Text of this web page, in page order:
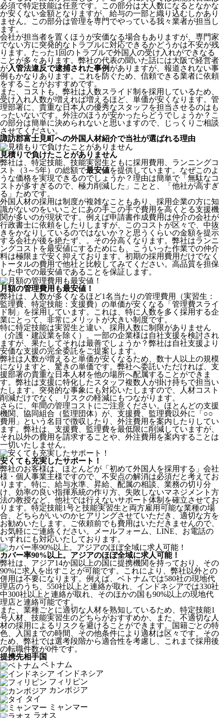
必須で特定技能は任意です。この部分は大人数になるとなかな
か安くない金額となりますが、給与の一部と織り込むしかあり
ません。この部分は管理を専門でやっている我々業者が担当し
ます。
会社が担当者を置くほうが安価なる場合もありますが、専門家
でない方に突発的なトラブルに対応できるかどうかは不安が残
ります。たった1回のトラブルで外国人の受け入れができなる
ことが多々あります。弊社の代表の聞いた話には大阪で経営者
が入管法違反で逮捕された事例 がありますが、報道されない事
例もかなりあります。これを防ぐため、信頼できる業者に依頼
をすることがおすすめです。
また、コストも、弊社は人数スライド制を採用しているため、
受け入れ人数が増えれば増えるほど、単価が安くなります。管
理部署に、貴重な日本人の優秀なスタッフを担当させるのはも
ったいないです。外注のほうが安かったらどうでしょうか？こ
の部分は簡単に決められないと思いますので、じっくりご相談
させてください。
諏訪郡富士見町への外国人材紹介で当社が選ばれる理由
見積りで負けたことがありません
弊社は、特定技能、技能実習生ともに採用費用、ランニングコ
スト（3～5年）の総額で最安値を提供しています。なぜこのよ
うな価格を実現できるのでしょうか？理由は簡単で「無駄なコ
ストが多すぎるので、極力削減した」ことと、
「他社が高すぎ
る」 ためです。
外国人材の採用は制度が複雑なこともあり、採用企業の方に知
識がないのをいいことにあの手この手で費用を高くとる支援機
関が多いのが現状です。例えば申請書作成費用は仲介の会社が
行政書士に依頼をしたりしますが、このコストが区々で、中抜
きをかなりしているのではないか？と思うくらいの金額を提示
する会社が後を絶たず、。その分高くなります。弊社はランニ
ングコストを最安値にするためにも、こういった作業での仲介
料は極限まで安く抑えております。 初期の採用費用だけでなく
トータルの費用で他社と比較してみてください。 高品質を担保
した中での最安値であることを保証します。
月額の管理費用も最安値！
弊社は、
人数が多くなるほど1名当たりの管理費用（実習生：
監理費、特定技能：支援費）の単価が安くなる「管理費スライ
ド制」を採用 しています。これは、特に人数を多く採用する企
業にとって、非常にメリットが大きい制度です。
特に特定技能は実習生と違い、採用人数に制限がありません
（介護・建設業を除く）。一部の企業様は自社支援を検討され
ますが、果たしてそれは最善でしょうか？弊社は自社支援より
安価な支援の完全委託をご提案します。
弊社は人数が増えると単価が安くなるため、数十人以上の規模
になりますと、驚きの単価です。弊社へ委託いただければ、支
援部署の貴重な日本人材を他の場所へ配属することができま
す。弊社は支援に特化したスタッフ複数人が掛け持ちで担当い
たします。突発的な事象にも対応いたしますので、人材コスト
削減だけでなく、リスクの軽減にもつながります。
さらに、年間の管理コストにご注意ください。ほとんどの支援
機関、協同組合（監理団体）が、支援費、監理費以外に「○○
費用」という名目で徴収したり、外注費用を案内したりしてい
ます。弊社は、支援費、監理費を最低限に削減していますが、
それ以外の費用を請求することや、外注費用を案内することは
一切いたしません。
安くても充実したサポート！
弊社のお客様は、ほとんどが 「初めて外国人を採用する」 会社
様・個人事業主様ですので、不安点の解消は必須だと考えてお
ります。特に、給与水準、昇給、配属の相談、業務の切り分
け、効率の良い指揮系統の作り方、失敗しないマネジメント方
法の教授など、 他社では行えないサポート体制 を確立させてお
ります。特定技能1号と技能実習生と両方雇用可能な業種の場
合、どちらがいいのかヒアリングさせていただき、適切な方を
お勧めいたします。ご依頼前でも費用はいただきませんので、
お気軽にご連絡ください。メールフォーム、LINE、お電話の
いずれにも対応いたしております。
カバー率90%以上。アジアのほぼ全域に求人可能！
弊社は、 アジア14か国以上の国に提携機関を持っており、その
90%に求人を出すことが可能です。これにより、弊社以外との
併用は不要になります。例えば、ベトナムでは580社の現地代
理店のうち、550社以上と連絡が取れ、インドネシアでは330社
中300社以上と連絡が取れ、そのほかの国も90%以上の現地代
理店と連絡可能です。
また、業種ごとに適切な人材を熟知しているため、特定技能1
号人材、技能実習生のどちらがおすすめか、また、不適切な人
材の採用によるリスクを避けることができます。国籍ごとの特
色、入国までの時間、その他条件により適材は区々です。その
ため、弊社では選考段階から適合性を考慮し、これまで採用後
の転職件数が0件です。
提携先相手国
ベトナム
インドネシア
フィリピン
カンボジア
タイ
ミャンマー
ラオス